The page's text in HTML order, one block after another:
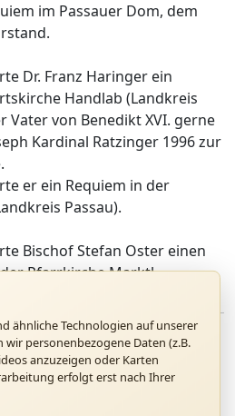
im Passauer Dom, dem
Dr. Franz Haringer ein
Handlab (Landkreis
Vater von Benedikt XVI. gerne
Kardinal Ratzinger 1996 zur
er ein Requiem in der
Passau).
Bischof Stefan Oster einen
Pfarrkirche Marktl.
ähnliche Technologien auf unserer
wir personenbezogene Daten (z.B.
anzuzeigen oder Karten
erfolgt erst nach Ihrer